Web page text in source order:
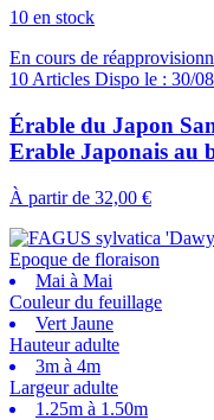
10 en stock
En cours de
10 Articles Dispo le : 30/
Érable du Japon
Erable Japonais au
À partir de 32,00 €
Epoque de floraison
Mai à Mai
Couleur du feuillage
Vert Jaune
Hauteur adulte
3m à 4m
Largeur adulte
1.25m à 1.50m